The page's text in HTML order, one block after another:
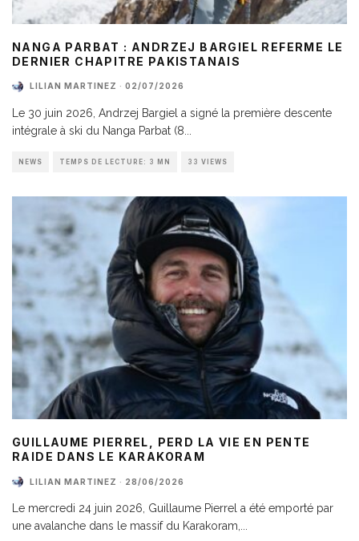
NANGA PARBAT : ANDRZEJ BARGIEL REFERME LE
DERNIER CHAPITRE PAKISTANAIS
LILIAN MARTINEZ · 02/07/2026
Le 30 juin 2026, Andrzej Bargiel a signé la première descente
intégrale à ski du Nanga Parbat (8
NEWS TEMPS DE LECTURE: 3 MN 33 VIEWS
GUILLAUME PIERREL, PERD LA VIE EN PENTE
RAIDE DANS LE KARAKORAM
LILIAN MARTINEZ · 28/06/2026
Le mercredi 24 juin 2026, Guillaume Pierrel a été emporté par
une avalanche dans le massif du Karakoram,...